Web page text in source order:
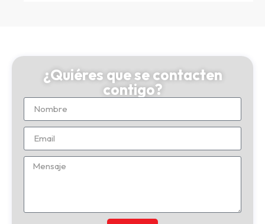
¿Quiéres que se contacten
contigo?